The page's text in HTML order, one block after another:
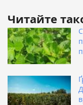
Читайте